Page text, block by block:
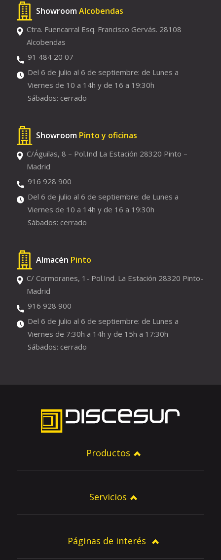
Showroom Alcobendas
Ctra. Fuencarral Esq. Francisco Gervás. 28108
Alcobendas
91 484 20 07
Del 6 de julio al 6 de septiembre: de Lunes a
Viernes de 10 a 14h y de 16 a 19:30h
Sábados: cerrado
Showroom Pinto y oficinas
C/Águilas, 8 – Pol.Ind La Estación 28320 Pinto –
Madrid
916 928 900
Del 6 de julio al 6 de septiembre: de Lunes a
Viernes de 10 a 14h y de 16 a 19:30h
Sábados: cerrado
Almacén Pinto
C/ Cormoranes, 1- Pol.Ind. La Estación 28320 Pinto-
Madrid
916 928 900
Del 6 de julio al 6 de septiembre: de Lunes a
Viernes de 7:30h a 14h y de 15h a 17:30h
Sábados: cerrado
Productos
Servicios
Páginas de interés